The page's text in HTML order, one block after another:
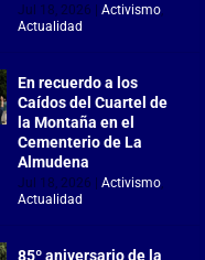
Jul 18, 2026 |Activismo,
Actualidad
En recuerdo a los
Caídos del Cuartel de
la Montaña en el
Cementerio de La
Almudena
Jul 18, 2026 |Activismo,
Actualidad
85º aniversario de la